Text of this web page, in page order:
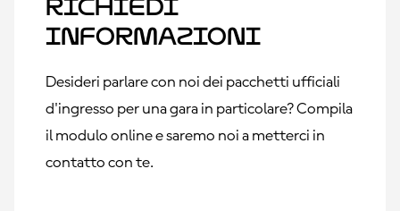
Richiedi
informazioni
Desideri parlare con noi dei pacchetti ufficiali
d'ingresso per una gara in particolare? Compila
il modulo online e saremo noi a metterci in
contatto con te.